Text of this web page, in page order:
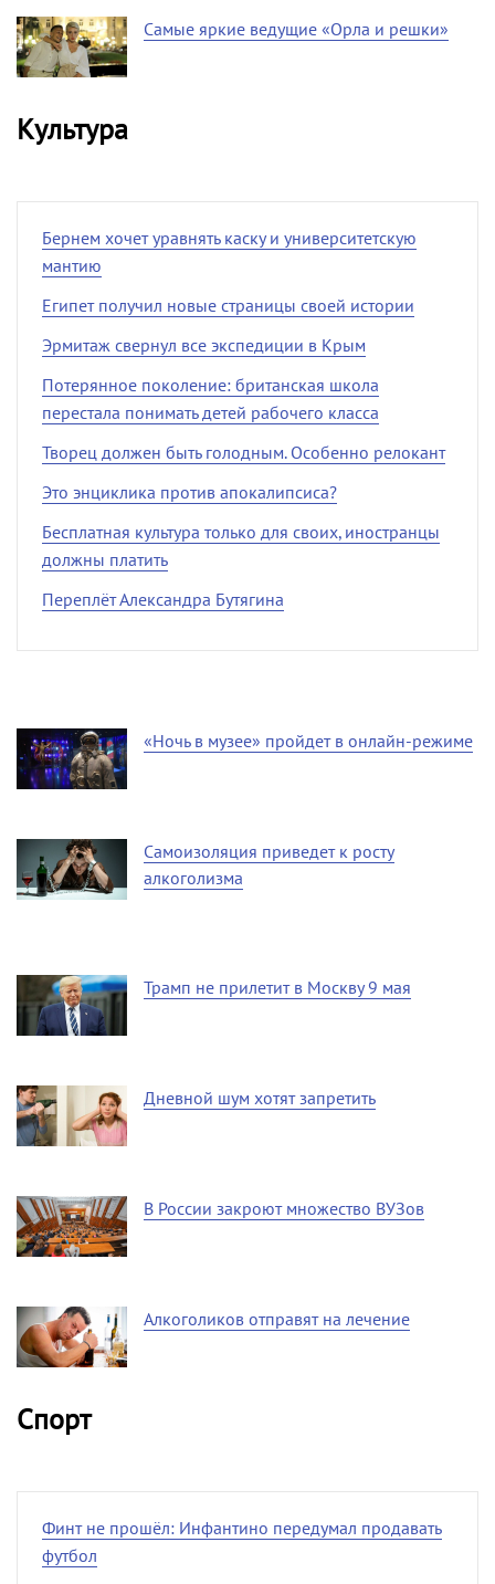
Самые яркие ведущие «Орла и решки»
Культура
Бернем хочет уравнять каску и университетскую
мантию
Египет получил новые страницы своей истории
Эрмитаж свернул все экспедиции в Крым
Потерянное поколение: британская школа
перестала понимать детей рабочего класса
Творец должен быть голодным. Особенно релокант
Это энциклика против апокалипсиса?
Бесплатная культура только для своих, иностранцы
должны платить
Переплёт Александра Бутягина
«Ночь в музее» пройдет в онлайн-режиме
Самоизоляция приведет к росту
алкоголизма
Трамп не прилетит в Москву 9 мая
Дневной шум хотят запретить
В России закроют множество ВУЗов
Алкоголиков отправят на лечение
Спорт
Финт не прошёл: Инфантино передумал продавать
футбол